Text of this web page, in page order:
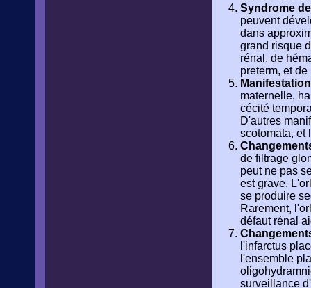
Syndrome
peuvent
dans
grand risque
rénal, de
preterm, et
maternelle,
cécité
D'autres
scotomata, et
de filtrage
peut ne pas
est grave.
se produire
Rarement,
défaut rénal
l'infarctus
l'ensemble
surveillance